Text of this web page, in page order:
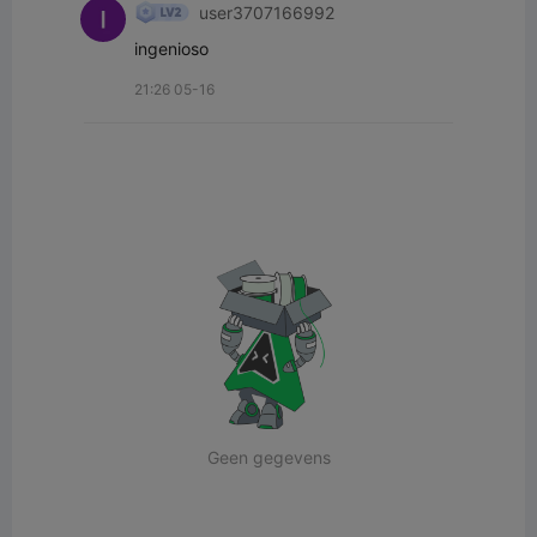
user3707166992
ingenioso
21:26 05-16
Geen gegevens